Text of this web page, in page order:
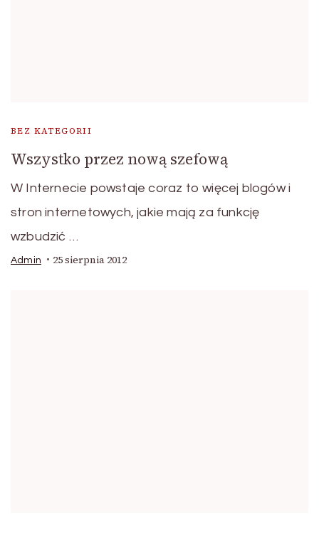
BEZ KATEGORII
Wszystko przez nową szefową
W Internecie powstaje coraz to więcej blogów i
stron internetowych, jakie mają za funkcję
wzbudzić …
Admin 25 sierpnia 2012